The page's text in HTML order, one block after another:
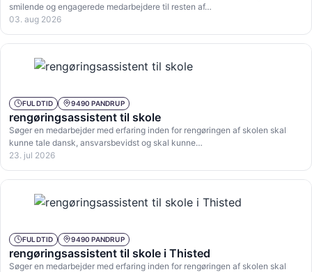
smilende og engagerede medarbejdere til resten af…
03. aug 2026
FULDTID 9490 PANDRUP
rengøringsassistent til skole
Søger en medarbejder med erfaring inden for rengøringen af skolen skal
kunne tale dansk, ansvarsbevidst og skal kunne…
23. jul 2026
FULDTID 9490 PANDRUP
rengøringsassistent til skole i Thisted
Søger en medarbejder med erfaring inden for rengøringen af skolen skal